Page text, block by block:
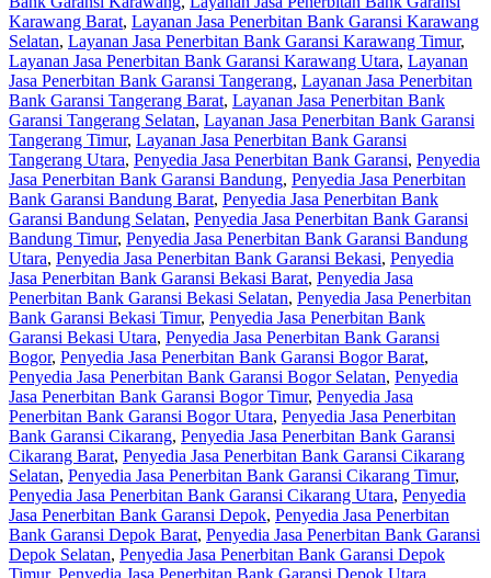
Karawang Barat, Layanan Jasa Penerbitan Bank Garansi Karawang
Selatan, Layanan Jasa Penerbitan Bank Garansi Karawang Timur,
Layanan Jasa Penerbitan Bank Garansi Karawang Utara, Layanan
Jasa Penerbitan Bank Garansi Tangerang, Layanan Jasa Penerbitan
Bank Garansi Tangerang Barat, Layanan Jasa Penerbitan Bank
Garansi Tangerang Selatan, Layanan Jasa Penerbitan Bank Garansi
Tangerang Timur, Layanan Jasa Penerbitan Bank Garansi
Tangerang Utara, Penyedia Jasa Penerbitan Bank Garansi, Penyedia
Jasa Penerbitan Bank Garansi Bandung, Penyedia Jasa Penerbitan
Bank Garansi Bandung Barat, Penyedia Jasa Penerbitan Bank
Garansi Bandung Selatan, Penyedia Jasa Penerbitan Bank Garansi
Bandung Timur, Penyedia Jasa Penerbitan Bank Garansi Bandung
Utara, Penyedia Jasa Penerbitan Bank Garansi Bekasi, Penyedia
Jasa Penerbitan Bank Garansi Bekasi Barat, Penyedia Jasa
Penerbitan Bank Garansi Bekasi Selatan, Penyedia Jasa Penerbitan
Bank Garansi Bekasi Timur, Penyedia Jasa Penerbitan Bank
Garansi Bekasi Utara, Penyedia Jasa Penerbitan Bank Garansi
Bogor, Penyedia Jasa Penerbitan Bank Garansi Bogor Barat,
Penyedia Jasa Penerbitan Bank Garansi Bogor Selatan, Penyedia
Jasa Penerbitan Bank Garansi Bogor Timur, Penyedia Jasa
Penerbitan Bank Garansi Bogor Utara, Penyedia Jasa Penerbitan
Bank Garansi Cikarang, Penyedia Jasa Penerbitan Bank Garansi
Cikarang Barat, Penyedia Jasa Penerbitan Bank Garansi Cikarang
Selatan, Penyedia Jasa Penerbitan Bank Garansi Cikarang Timur,
Penyedia Jasa Penerbitan Bank Garansi Cikarang Utara, Penyedia
Jasa Penerbitan Bank Garansi Depok, Penyedia Jasa Penerbitan
Bank Garansi Depok Barat, Penyedia Jasa Penerbitan Bank Garansi
Depok Selatan, Penyedia Jasa Penerbitan Bank Garansi Depok
Timur, Penyedia Jasa Penerbitan Bank Garansi Depok Utara,